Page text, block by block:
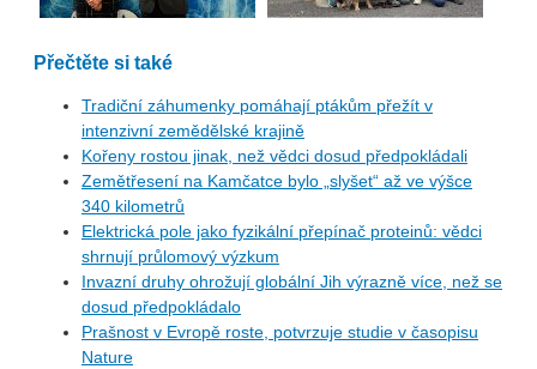
Přečtěte si také
Tradiční záhumenky pomáhají ptákům přežít v
intenzivní zemědělské krajině
Kořeny rostou jinak, než vědci dosud předpokládali
Zemětřesení na Kamčatce bylo „slyšet“ až ve výšce
340 kilometrů
Elektrická pole jako fyzikální přepínač proteinů: vědci
shrnují průlomový výzkum
Invazní druhy ohrožují globální Jih výrazně více, než se
dosud předpokládalo
Prašnost v Evropě roste, potvrzuje studie v časopisu
Nature